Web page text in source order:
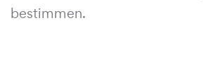
bestimmen.